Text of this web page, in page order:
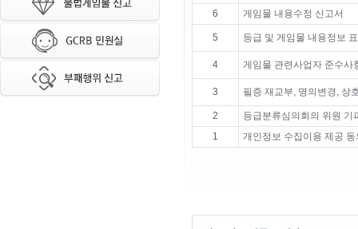
6
게임물 내용수정 신고서
5 등급 및 게임물 내용정보
4 게임물 관련사업자 준수사
3 필증 재교부, 명의변경, 상
2
등급분류심의회의 위원 기
1
개인정보 수집이용 제공 동